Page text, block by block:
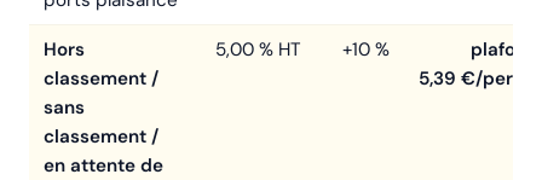
Hors
classement /
sans
classement /
en attente de
5,00 % HT +10 %
5,39 €/pers/